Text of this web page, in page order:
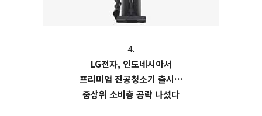
4.
LG전자, 인도네시아서
프리미엄 진공청소기 출시…
중상위 소비층 공략 나섰다